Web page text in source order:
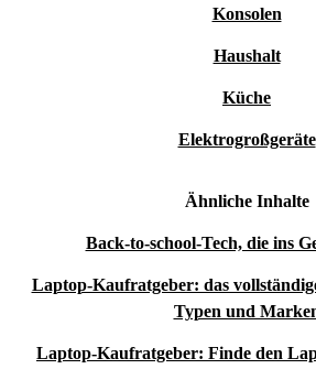
Konsolen
Haushalt
Küche
Elektrogroßgeräte
Ähnliche Inhalte
Back-to-school-Tech, die ins
Laptop-Kaufratgeber: das
Typen und
Laptop-Kaufratgeber: Finde den